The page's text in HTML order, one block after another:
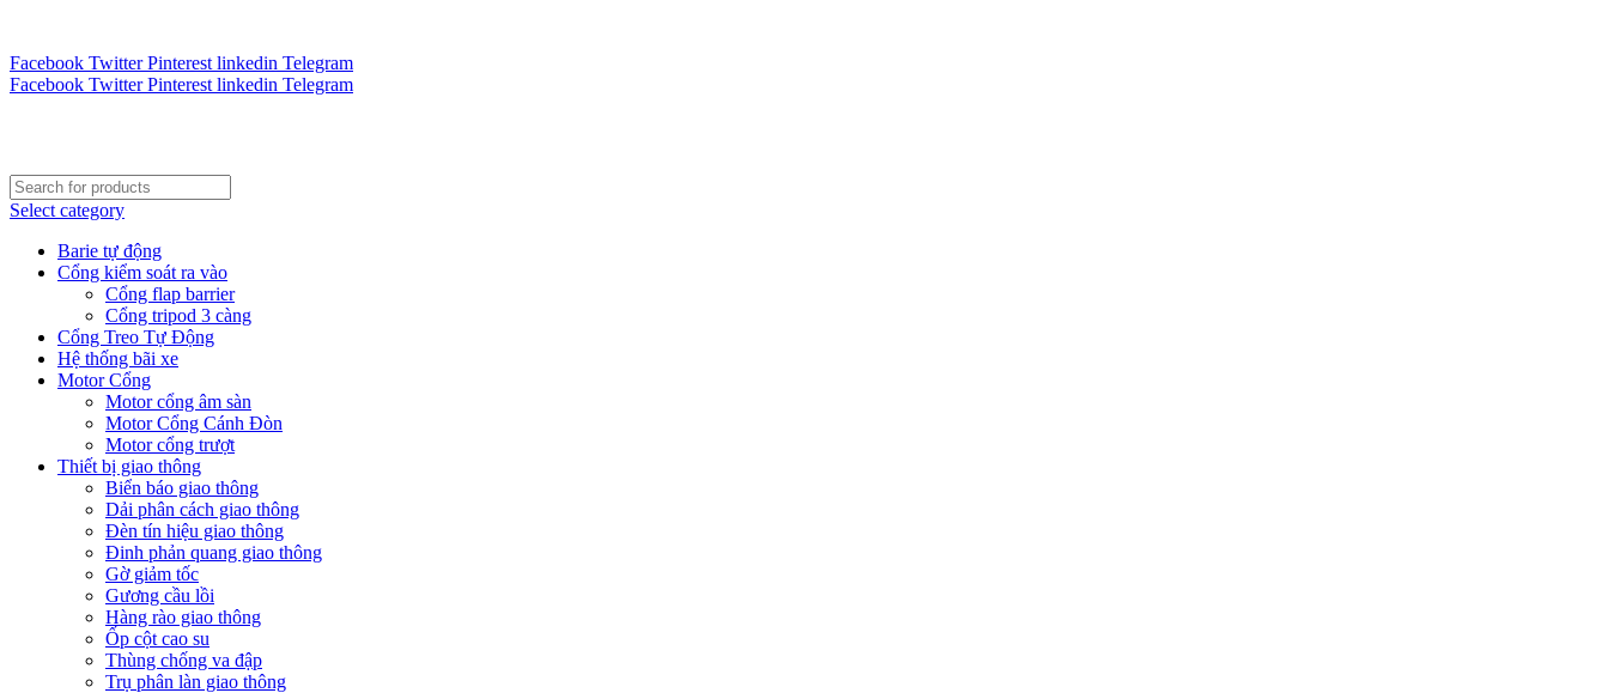
Facebook Twitter Pinterest linkedin Telegram
Facebook Twitter Pinterest linkedin Telegram
Select category
Barie tự động
Cổng kiểm soát ra vào
Cổng flap barrier
Cổng tripod 3 càng
Cổng Treo Tự Động
Hệ thống bãi xe
Motor Cổng
Motor cổng âm sàn
Motor Cổng Cánh Đòn
Motor cổng trượt
Thiết bị giao thông
Biển báo giao thông
Dải phân cách giao thông
Đèn tín hiệu giao thông
Đinh phản quang giao thông
Gờ giảm tốc
Gương cầu lồi
Hàng rào giao thông
Ốp cột cao su
Thùng chống va đập
Trụ phân làn giao thông